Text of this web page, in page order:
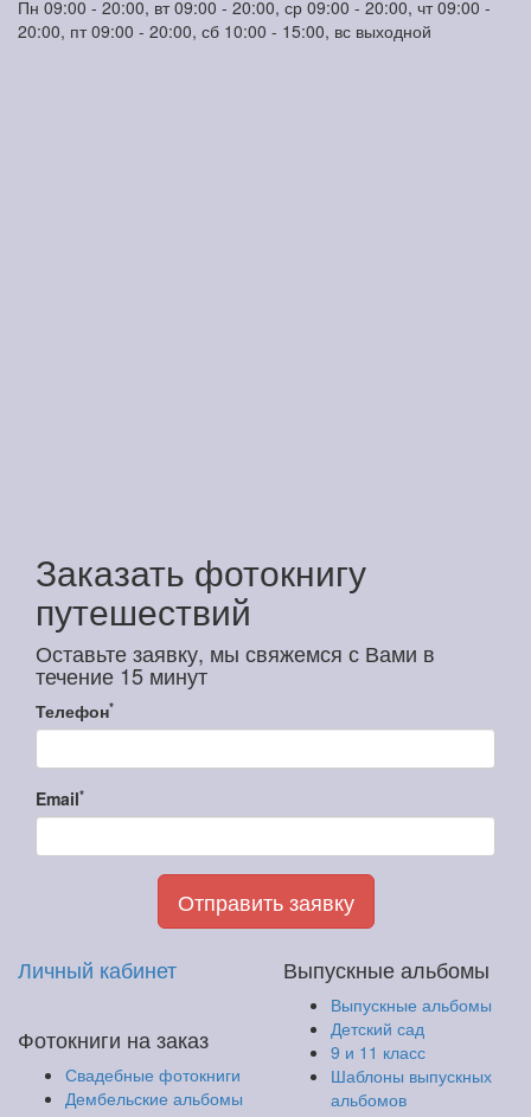
Пн 09:00 - 20:00, вт 09:00 - 20:00, ср 09:00 - 20:00, чт 09:00 -
20:00, пт 09:00 - 20:00, сб 10:00 - 15:00, вс выходной
Заказать фотокнигу
путешествий
Оставьте заявку, мы свяжемся с Вами в
течение 15 минут
Телефон*
Email*
Отправить заявку
Личный кабинет
Фотокниги на заказ
Свадебные фотокниги
Дембельские альбомы
Выпускные альбомы
Выпускные альбомы
Детский сад
9 и 11 класс
Шаблоны выпускных
альбомов